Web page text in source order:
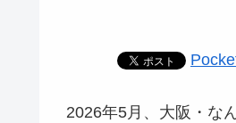
2026年5月、大阪・な